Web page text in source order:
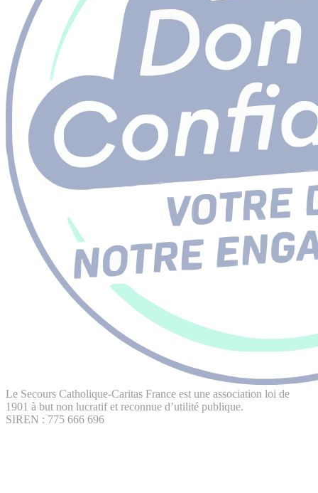
Le Secours Catholique-Caritas France est une association loi de
1901 à but non lucratif et reconnue d’utilité publique.
SIREN : 775 666 696